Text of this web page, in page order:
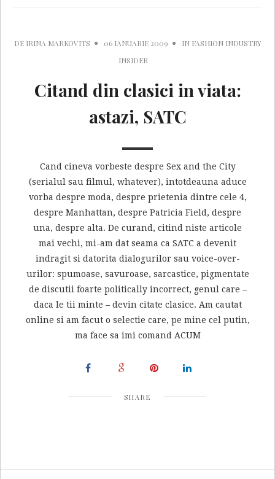
DE IRINA MARKOVITS 06 IANUARIE 2009 IN FASHION INDUSTRY
INSIDER
Citand din clasici in viata:
astazi, SATC
Cand cineva vorbeste despre Sex and the City
(serialul sau filmul, whatever), intotdeauna aduce
vorba despre moda, despre prietenia dintre cele 4,
despre Manhattan, despre Patricia Field, despre
una, despre alta. De curand, citind niste articole
mai vechi, mi-am dat seama ca SATC a devenit
indragit si datorita dialogurilor sau voice-over-
urilor: spumoase, savuroase, sarcastice, pigmentate
de discutii foarte politically incorrect, genul care –
daca le tii minte – devin citate clasice. Am cautat
online si am facut o selectie care, pe mine cel putin,
ma face sa imi comand ACUM
SHARE